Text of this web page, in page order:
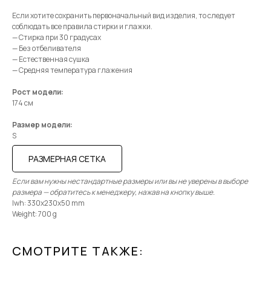
Если хотите сохранить первоначальный вид изделия, то следует
соблюдать все правила стирки и глажки.
— Стирка при 30 градусах
— Без отбеливателя
— Естественная сушка
— Средняя температура глажения
Рост модели:
174 см
Размер модели:
S
РАЗМЕРНАЯ СЕТКА
Если вам нужны нестандартные размеры или вы не уверены в выборе
размера — обратитесь к менеджеру, нажав на кнопку выше.
lwh: 330x230x50 mm
Weight: 700 g
СМОТРИТЕ ТАКЖЕ:
Shop
MENU
Terms & Conditions
Contacts
Подписаться на рассылку